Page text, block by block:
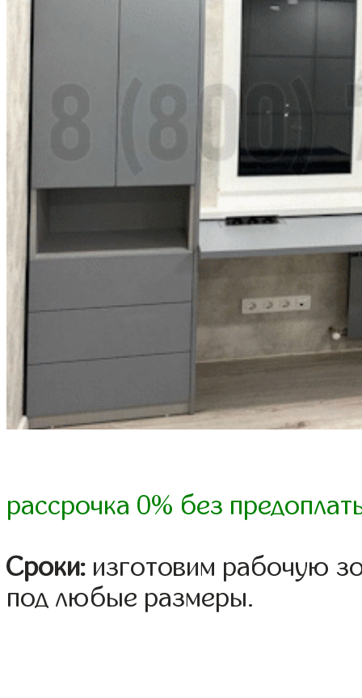
рассрочка 0% без
Сроки: изготовим рабочую
под любые размеры.